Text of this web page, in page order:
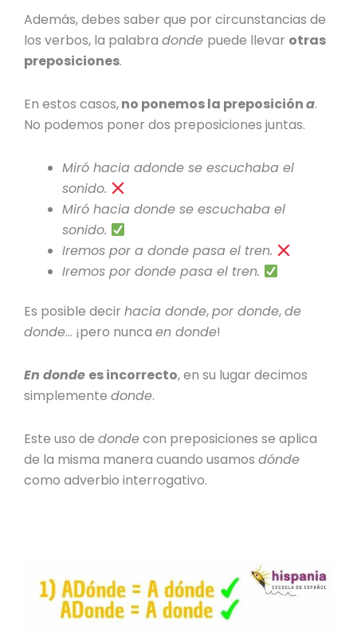
Además, debes saber que por circunstancias de
los verbos, la palabradonde puede llevar otras
preposiciones.
En estos casos,no ponemos la preposicióna.
No podemos poner dos preposiciones juntas.
Miróhacia adondese escuchaba el
sonido.
Miróhacia donde se escuchaba el
sonido.
Iremospor a dondepasa el tren.
Iremos por donde pasa el tren.
Es posible decirhacia donde,por donde,de
donde… ¡pero nuncaen donde!
En donde es incorrecto, en su lugar decimos
simplementedonde.
Este uso dedondecon preposiciones se aplica
de la misma manera cuando usamosdónde
como adverbio interrogativo.